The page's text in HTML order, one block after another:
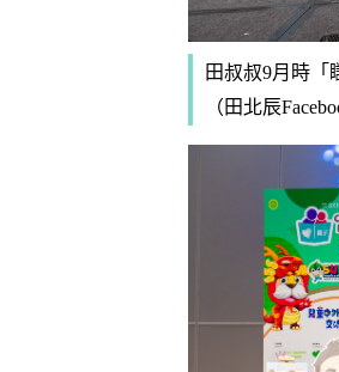
田叔叔9月時「
（田北辰